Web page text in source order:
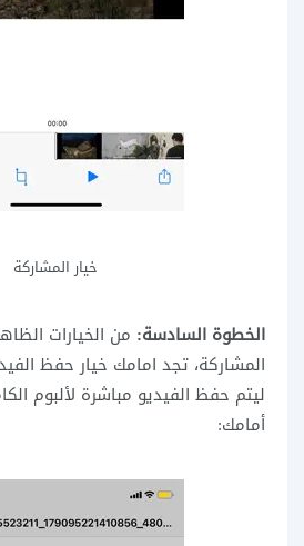
خيار المشاركة
الخطوة السادسة: من الخيارات
المشاركة، تجد امامك خيار حفظ
ليتم حفظ الفيديو مباشرة لألبوم
أمامك: